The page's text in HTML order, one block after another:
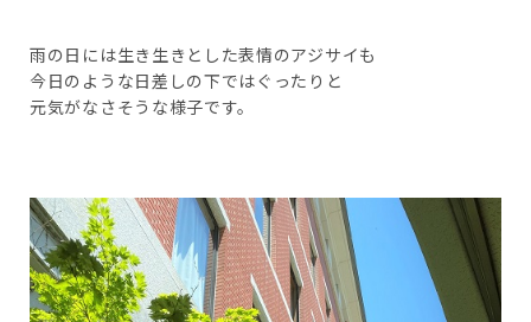
雨の日には生き生きとした表情のアジサイも
今日のような日差しの下ではぐったりと
元気がなさそうな様子です。